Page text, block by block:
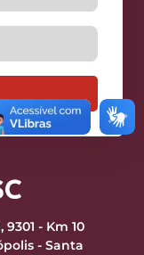
- Km 10
- Santa